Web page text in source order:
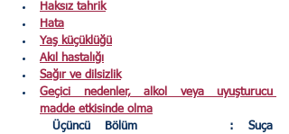
Haksız tahrik
Hata
Yaş küçüklüğü
Akıl hastalığı
Sağır ve dilsizlik
Geçici nedenler, alkol veya uyuşturucu
madde etkisinde olma
Üçüncü Bölüm
: Suça